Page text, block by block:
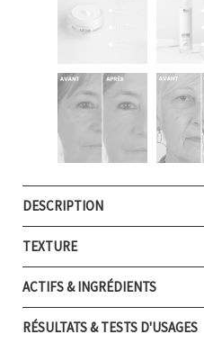
DESCRIPTION
TEXTURE
ACTIFS & INGRÉDIENTS
RÉSULTATS & TESTS D'USAGES